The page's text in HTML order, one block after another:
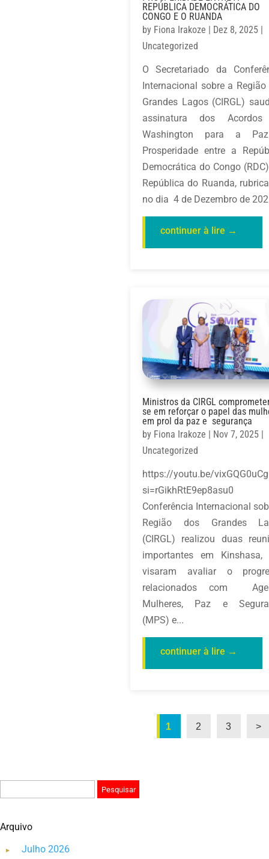
REPÚBLICA DEMOCRÁTICA DO
CONGO E O RUANDA
by Fiona Irakoze | Dez 8, 2025 |
Uncategorized
O Secretariado da
Internacional sobre a Região
Grandes Lagos (CIRGL)
assinatura dos
Washington para a
Prosperidade entre a
Democrática do Congo
República do Ruanda,
no dia 4 de Dezembro de
Ministros da CIRGL
se em reforçar o papel das
em prol da paz e segurança
by Fiona Irakoze | Nov 7, 2025 |
Uncategorized
https://youtu.be/
Conferência Internacional
Região dos Grandes
(CIRGL) realizou duas
importantes em Kinshasa,
visaram avaliar o
relacionados com
Mulheres, Paz e
(MPS) e...
1 2 3 >
Arquivo
Julho 2026